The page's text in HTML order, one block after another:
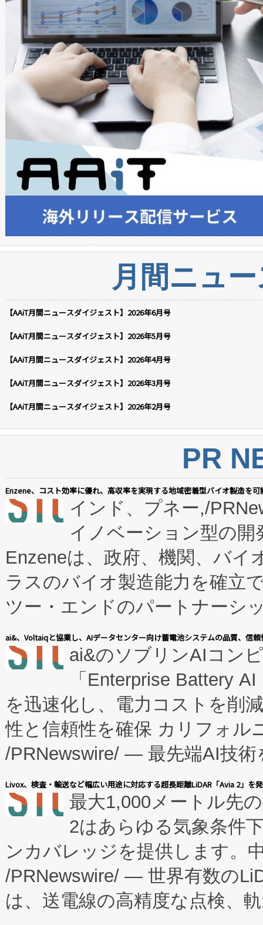
月間ニュ
【AAiT月間ニュースダイジェスト】2026年6月号
【AAiT月間ニュースダイジェスト】2026年5月号
【AAiT月間ニュースダイジェスト】2026年4月号
【AAiT月間ニュースダイジェスト】2026年3月号
【AAiT月間ニュースダイジェスト】2026年2月号
PR
Enzene、コスト効率に優れ、高収率を実現する地域密着型バイオ製造を
インド、プネー,/
イノベーション型の
Enzeneは、政府、機関、バイ
ラスのバイオ製造能力を確立
ツー・エンドのパートナーシ
表しました。 同社の実績ある
manufacturing™ (FCCM™) プ
たNeXは、バイオ医薬品製造
従来のフェッドバッチ施設の
に、患者やサプライチェーン
キー方式で拡張性が高く、持
す。FCCM‑を活用した現地生
患者にとっての費用負担を大
のアクセスを大幅に拡大する
Fully-Connected Continuous
プログラムには、施設設計・
に関する技術移転および知的
ai&、Voltaiqと協業し、AIデータセンター向け蓄電池システムの品質、信
ai&のソブリンAIコン
「Enterprise Battery
を迅速化し、電力コストを削
性と信頼性を確保 カリフォル
/PRNewswire/ — 最先端AI技術
会社エーアイ・アンド：本社
President原信平）と、エンタ
ードするVoltaiqは、日本にあ
ーエネルギー貯蔵システム（
た。 Voltaiq独自のAI搭載プラ
定、統合、導入、運用に至る
Livox、検査・輸送など幅広い用途に対応する超長距離LiDAR「Avia 2」を
最大1,000メートル先
2はあらゆる気象条件
ンカバレッジを提供します。
/PRNewswire/ — 世界有数の
は、送電線の高精度な点検、